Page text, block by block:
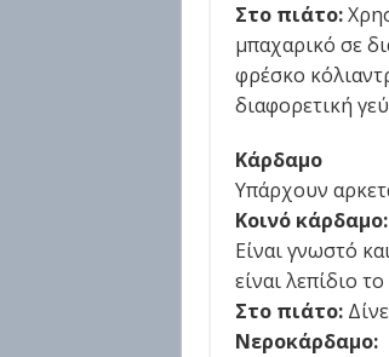
Στο πιάτο:
μπαχαρικό σε
φρέσκο
διαφορετική
Κάρδαμο
Υπάρχουν
Κοινό κάρδαμο:
Είναι γνωστό
είναι λεπίδιο
Στο πιάτο:
Νεροκάρδαμο: